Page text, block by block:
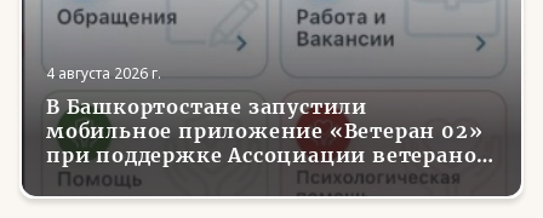
4 августа 2026 г.
В Башкортостане запустили
мобильное приложение «Ветеран 02»
при поддержке Ассоциации ветеранов
СВО